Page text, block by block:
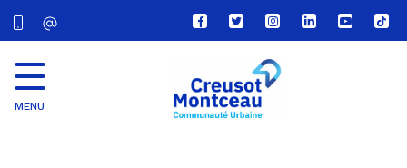
Lien
vers
compte
Facebook
Lien
vers
compte
Twitter
Lien
vers
le
compte
Lien
vers
Lien
vers
Lien
vers
MENU